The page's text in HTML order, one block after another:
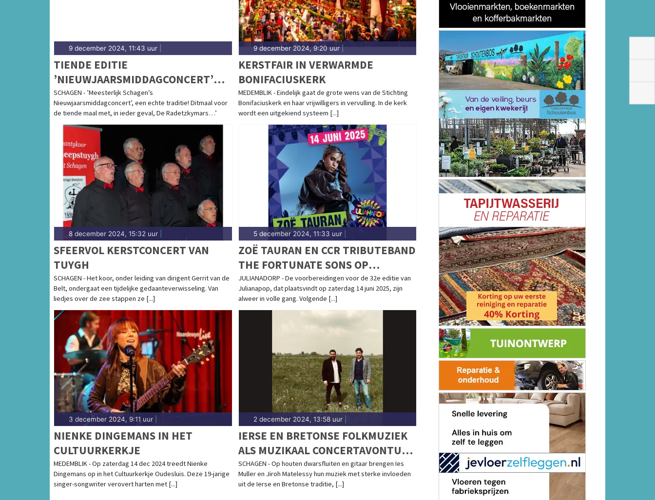
9 december 2024, 11:43 uur
TIENDE EDITIE
’NIEUWJAARSMIDDAGCONCERT’
VAN MEESTERLIJK SCHAGEN IN
SCAGON DE LUXE
SCHAGEN - ’Meesterlijk Schagen’s
Nieuwjaarsmiddagconcert’, een echte traditie! Ditmaal voor
de tiende maal met, in ieder geval, De Radetzkymars…’
9 december 2024, 9:20 uur|
KERSTFAIR IN VERWARMDE
BONIFACIUSKERK
MEDEMBLIK - Eindelijk gaat de grote wens van de Stichting
Bonifaciuskerk en haar vrijwilligers in vervulling. In de kerk
wordt een uitgekiend systeem [...]
8 december 2024, 15:32 uur
SFEERVOL KERSTCONCERT VAN
TUYGH
SCHAGEN - Het koor, onder leiding van dirigent Gerrit van de
Belt, ondergaat een tijdelijke gedaanteverwisseling. Van
liedjes over de zee stappen ze [...]
5 december 2024, 11:33 uur|
ZOË TAURAN EN CCR TRIBUTEBAND
THE FORTUNATE SONS OP
JULIANAPOP 2025
JULIANADORP - De voorbereidingen voor de 32e editie van
Julianapop, dat plaatsvindt op zaterdag 14 juni 2025, zijn
alweer in volle gang. Volgende [...]
3 december 2024, 9:11 uur
NIENKE DINGEMANS IN HET
CULTUURKERKJE
MEDEMBLIK - Op zaterdag 14 dec 2024 treedt Nienke
Dingemans op in het Cultuurkerkje Oudesluis. Deze 19-jarige
singer-songwriter verovert harten met [...]
2 december 2024, 13:58 uur|
IERSE EN BRETONSE FOLKMUZIEK
ALS MUZIKAAL CONCERTAVONTUUR
IN SCAGON DE LUXE
SCHAGEN - Op houten dwarsfluiten en gitaar brengen Ies
Muller en Jiroh Matelessy hun muziek met sterke invloeden
uit de Ierse en Bretonse traditie, [...]